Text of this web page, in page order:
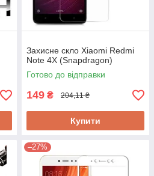
Захисне скло Xiaomi Redmi
Note 4X (Snapdragon)
Готово до відправки
149 ₴ 204,11 ₴
Купити
–27%